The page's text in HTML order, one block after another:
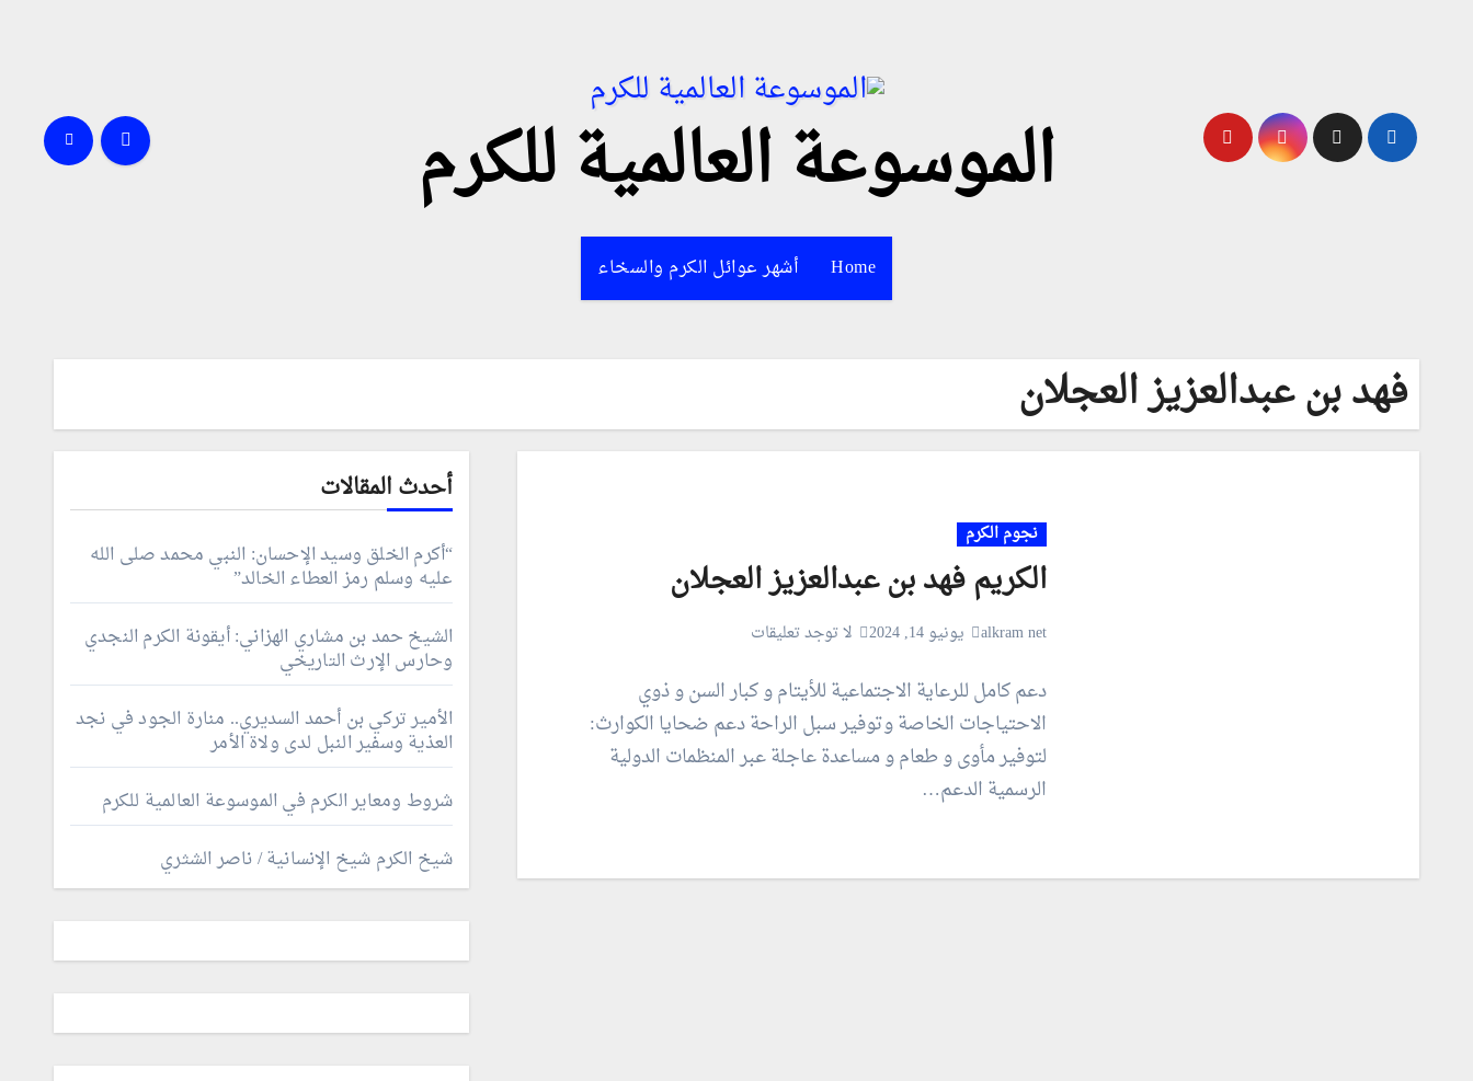
الموسوعة العالمية للكرم
Home أشهر عوائل الكرم والسخاء
فهد بن عبدالعزيز العجلان
نجوم الكرم
الكريم فهد بن عبدالعزيز العجلان
alkram net يونيو 14, 2024 لا توجد تعليقات
دعم كامل للرعاية الاجتماعية للأيتام و كبار السن و ذوي
الاحتياجات الخاصة وتوفير سبل الراحة دعم ضحايا الكوارث:
لتوفير مأوى و طعام و مساعدة عاجلة عبر المنظمات الدولية
الرسمية الدعم…
أحدث المقالات
“أكرم الخلق وسيد الإحسان: النبي محمد صلى الله
عليه وسلم رمز العطاء الخالد”
الشيخ حمد بن مشاري الهزاني: أيقونة الكرم النجدي
وحارس الإرث التاريخي
الأمير تركي بن أحمد السديري.. منارة الجود في نجد
العذية وسفير النبل لدى ولاة الأمر
شروط ومعاير الكرم في الموسوعة العالمية للكرم
شيخ الكرم شيخ الإنسانية / ناصر الشثري